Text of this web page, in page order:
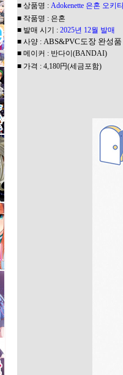
■ 상품명 : Adokenette 은혼 오키
■ 작품명 : 은혼
■ 발매 시기 : 2025년 12월 발매
■ 사양 : ABS&PVC도장 완성품
■ 메이커 : 반다이(BANDAI)
■ 가격 : 4,180円(세금포함)